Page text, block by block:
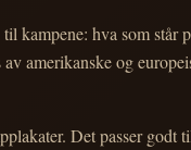
kampene: hva som står
amerikanske og
Det passer godt